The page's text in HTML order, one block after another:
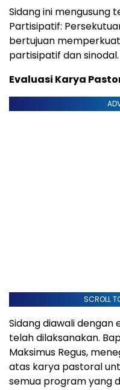
Sidang ini mengusung
Partisipatif:
bertujuan
partisipatif dan sinodal.
Evaluasi Karya
SCROLL
Sidang diawali
telah dilaksanakan.
Maksimus Regus,
atas karya pastoral
semua program yang